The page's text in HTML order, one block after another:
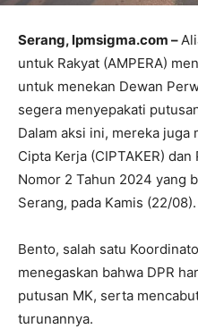
Serang, lpmsigma.com –
untuk Rakyat (AMPERA)
untuk menekan Dewan
segera menyepakati
Dalam aksi ini, mereka juga
Cipta Kerja (CIPTAKER)
Nomor 2 Tahun 2024 yang
Serang, pada Kamis (22/08).
Bento, salah satu
menegaskan bahwa DPR
putusan MK, serta
turunannya.